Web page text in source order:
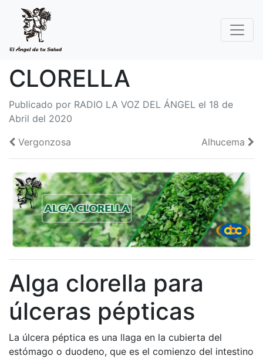
CLORELLA
Publicado por RADIO LA VOZ DEL ÁNGEL el 18 de
Abril del 2020
Vergonzosa
Alhucema
Alga clorella para
úlceras pépticas
La úlcera péptica es una llaga en la cubierta del
estómago o duodeno, que es el comienzo del intestino